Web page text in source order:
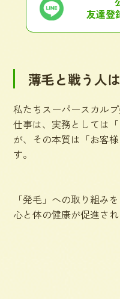
友達登
薄毛と戦う人
私たちスーパースカル
仕事は、実務としては
が、その本質は「お客
す。
「発毛」への取り組み
心と体の健康が促進さ